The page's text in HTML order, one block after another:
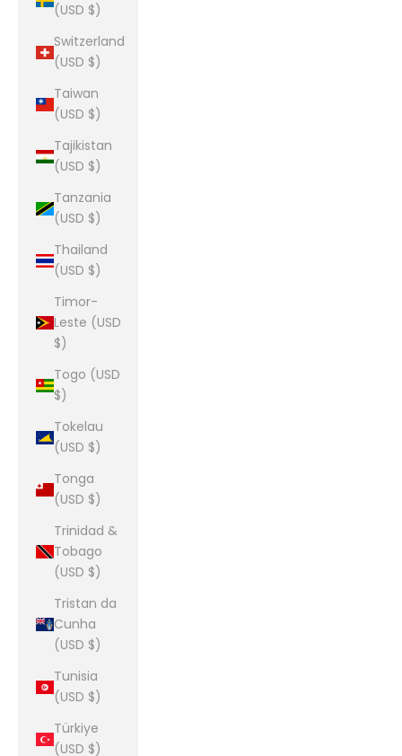
(USD $)
Switzerland
(USD $)
Taiwan
(USD $)
Tajikistan
(USD $)
Tanzania
(USD $)
Thailand
(USD $)
Timor-
Leste (USD
$)
Togo (USD
$)
Tokelau
(USD $)
Tonga
(USD $)
Trinidad &
Tobago
(USD $)
Tristan da
Cunha
(USD $)
Tunisia
(USD $)
Türkiye
(USD $)